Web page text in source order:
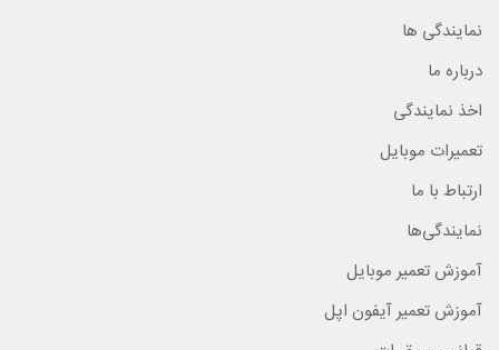
نمایندگی ها
درباره ما
اخذ نمایندگی
تعمیرات موبایل
ارتباط با ما
نمایندگی‌ها
آموزش تعمیر موبایل
آموزش تعمیر آیفون اپل